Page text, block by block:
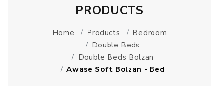
PRODUCTS
Home Products
Bedroom
Double Beds
Double Beds Bolzan
Awase Soft Bolzan - Bed